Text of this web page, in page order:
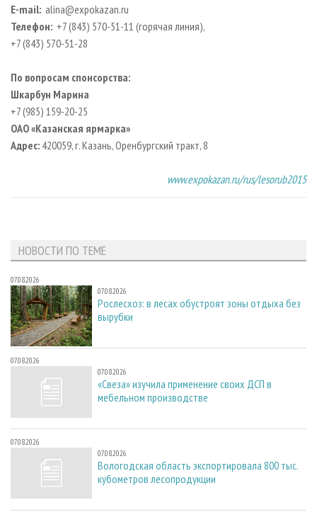
E-mail: alina@expokazan.ru
Телефон: +7 (843) 570-51-11 (горячая линия),
+7 (843) 570-51-28
По вопросам спонсорства:
Шкарбун Марина
+7 (985) 159-20-25
ОАО «Казанская ярмарка»
Адрес: 420059, г. Казань, Оренбургский тракт, 8
www.expokazan.ru/rus/lesorub2015
НОВОСТИ ПО ТЕМЕ
07.08.2026
07.08.2026
Рослесхоз: в лесах обустроят зоны отдыха без
вырубки
07.08.2026
07.08.2026
«Свеза» изучила применение своих ДСП в
мебельном производстве
07.08.2026
07.08.2026
Вологодская область экспортировала 800 тыс.
кубометров лесопродукции